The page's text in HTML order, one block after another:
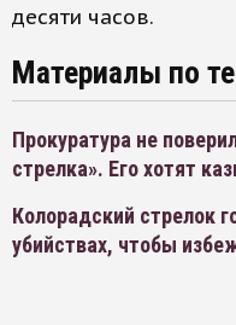
десяти часов.
Материалы по
Прокуратура не
стрелка». Его хотят
Колорадский стрелок
убийствах, чтобы